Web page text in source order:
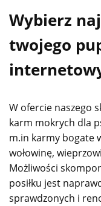
Wybierz
twojego
W ofercie naszego
karm mokrych dla
m.in karmy bogate
wołowinę,
Możliwości
posiłku jest
sprawdzonych i